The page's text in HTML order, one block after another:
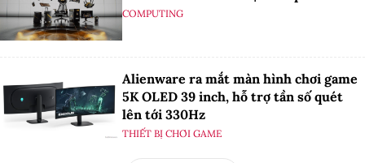
COMPUTING
Alienware ra mắt màn hình chơi game
5K OLED 39 inch, hỗ trợ tần số quét
lên tới 330Hz
THIẾT BỊ CHƠI GAME